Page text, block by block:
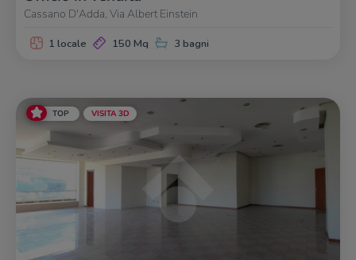
Cassano D'Adda, Via Albert Einstein
1 locale 150 Mq 3 bagni
TOP VISITA 3D